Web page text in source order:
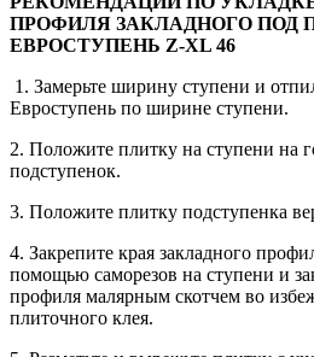
ПРОФИЛЯ ЗАКЛАДНОГО ПОД
ЕВРОСТУПЕНЬ Z-XL 46
1. Замерьте ширину ступени и
Евроступень по ширине ступени.
2. Положите плитку на ступени на
подступенок.
3. Положите плитку подступенка
4. Закрепите края закладного
помощью саморезов на ступени и
профиля малярным скотчем во
плиточного клея.